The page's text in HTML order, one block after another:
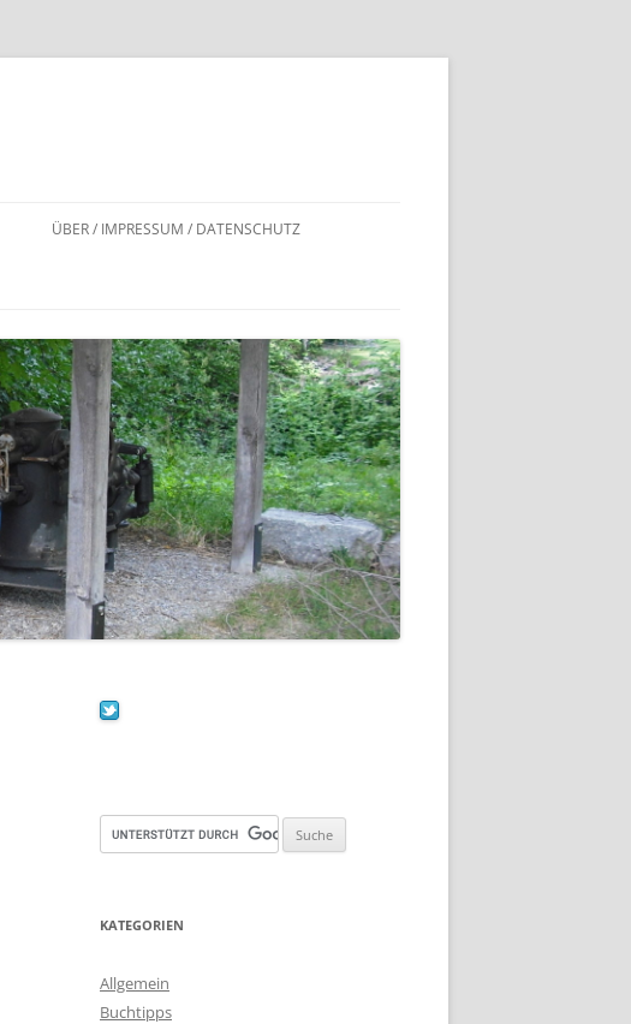
ÜBER / IMPRESSUM / DATENSCHUTZ
KATEGORIEN
Allgemein
Buchtipps